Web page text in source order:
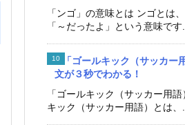
「ンゴ」の意味とは ンゴとは
「～だったよ」という意味です...
「ゴールキック（サッカー
文が３秒でわかる！
「ゴールキック（サッカー用
キック（サッカー用語）とは、...